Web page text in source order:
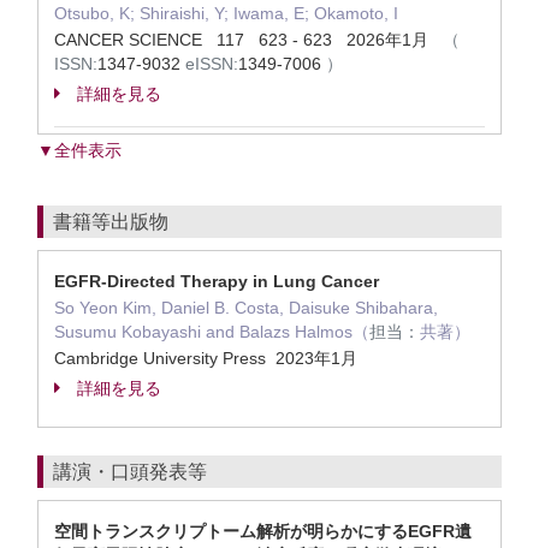
Otsubo, K; Shiraishi, Y; Iwama, E; Okamoto, I
CANCER SCIENCE 117 623 - 623 2026年1月
（
ISSN:1347-9032 eISSN:1349-7006 ）
詳細を見る
▼全件表示
書籍等出版物
EGFR-Directed Therapy in Lung Cancer
So Yeon Kim, Daniel B. Costa, Daisuke Shibahara,
Susumu Kobayashi and Balazs Halmos（担当： 共著）
Cambridge University Press 2023年1月
詳細を見る
講演・口頭発表等
空間トランスクリプトーム解析が明らかにするEGFR遺